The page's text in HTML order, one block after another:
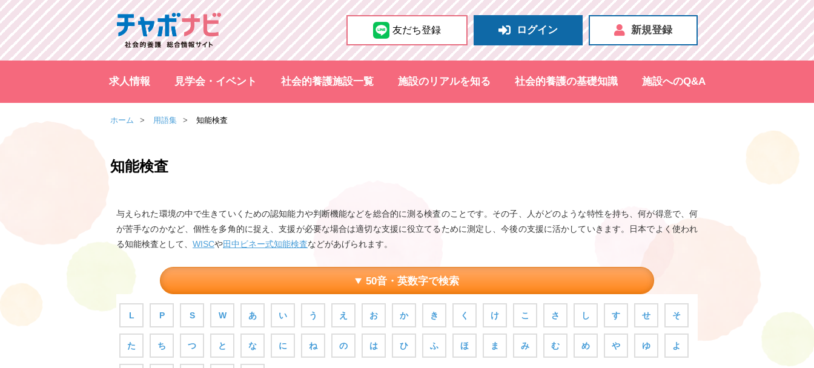
友だち登録 ログイン 新規登録
求人情報 見学会・イベント 社会的養護施設一覧 施設のリアルを知る 社会的養護の基礎知識 施設へのQ&A
ホーム 用語集 知能検査
知能検査
与えられた環境の中で生きていくための認知能力や判断機能などを総合的に測る検査のことです。その子、人がどのような特性を持ち、何が得意で、何
が苦手なのかなど、個性を多角的に捉え、支援が必要な場合は適切な支援に役立てるために測定し、今後の支援に活かしていきます。日本でよく使われ
る知能検査として、 WISCや田中ビネー式知能検査などがあげられます。
50音・英数字で検索
L P S W あ い う え お か き く け こ さ し す せ そ
た ち つ と な に ね の は ひ ふ ほ ま み む め や ゆ よ